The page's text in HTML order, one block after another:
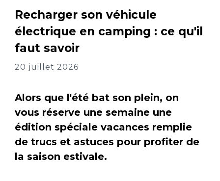
Recharger son véhicule
électrique en camping : ce qu'il
faut savoir
20 juillet 2026
Alors que l'été bat son plein, on
vous réserve une semaine une
édition spéciale vacances remplie
de trucs et astuces pour profiter de
la saison estivale.